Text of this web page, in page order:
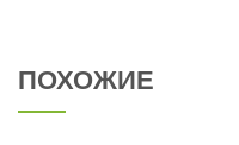
ПОХОЖИЕ